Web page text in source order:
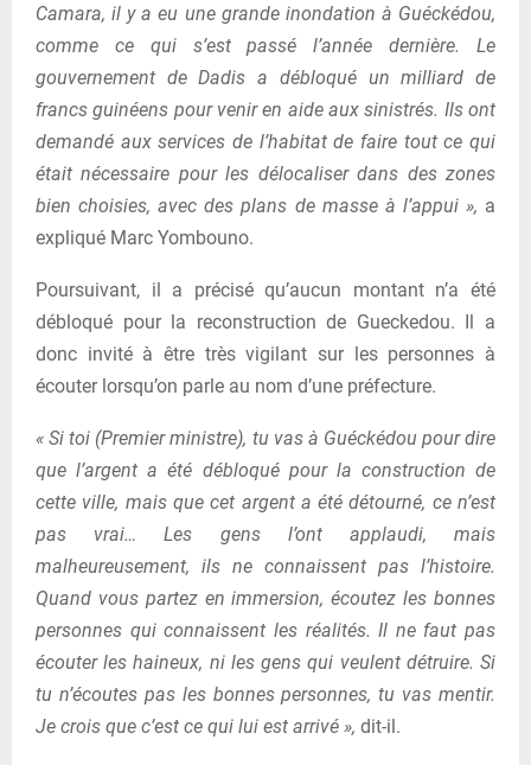
Camara, il y a eu une grande inondation à Guéckédou,
comme ce qui s’est passé l’année dernière. Le
gouvernement de Dadis a débloqué un milliard de
francs guinéens pour venir en aide aux sinistrés. Ils ont
demandé aux services de l’habitat de faire tout ce qui
était nécessaire pour les délocaliser dans des zones
bien choisies, avec des plans de masse à l’appui », a
expliqué Marc Yombouno.
Poursuivant, il a précisé qu’aucun montant n’a été
débloqué pour la reconstruction de Gueckedou. Il a
donc invité à être très vigilant sur les personnes à
écouter lorsqu’on parle au nom d’une préfecture.
« Si toi (Premier ministre), tu vas à Guéckédou pour dire
que l’argent a été débloqué pour la construction de
cette ville, mais que cet argent a été détourné, ce n’est
pas vrai… Les gens l’ont applaudi, mais
malheureusement, ils ne connaissent pas l’histoire.
Quand vous partez en immersion, écoutez les bonnes
personnes qui connaissent les réalités. Il ne faut pas
écouter les haineux, ni les gens qui veulent détruire. Si
tu n’écoutes pas les bonnes personnes, tu vas mentir.
Je crois que c’est ce qui lui est arrivé », dit-il.